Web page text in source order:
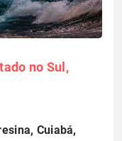
no Sul,
Cuiabá,